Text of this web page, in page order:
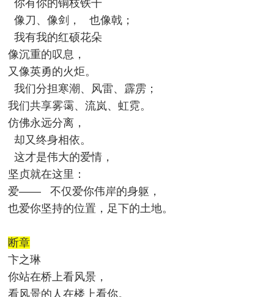
你有你的铜枝铁干
像刀、像剑， 也像戟；
我有我的红硕花朵
像沉重的叹息，
又像英勇的火炬。
我们分担寒潮、风雷、霹雳；
我们共享雾霭、流岚、虹霓。
仿佛永远分离，
却又终身相依。
这才是伟大的爱情，
坚贞就在这里：
爱—— 不仅爱你伟岸的身躯，
也爱你坚持的位置，足下的土地。
断章
卞之琳
你站在桥上看风景，
看风景的人在楼上看你。